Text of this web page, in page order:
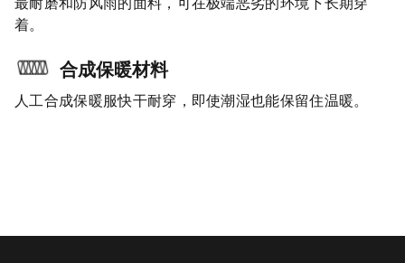
着。
合成保暖材料
人工合成保暖服快干耐穿，即使潮湿也能保留住温暖。